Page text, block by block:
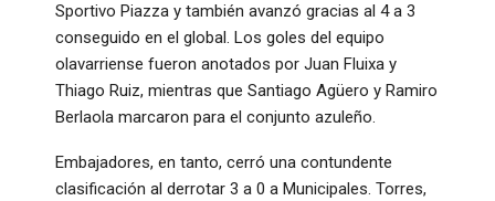
Sportivo Piazza y también avanzó gracias al 4 a 3
conseguido en el global. Los goles del equipo
olavarriense fueron anotados por Juan Fluixa y
Thiago Ruiz, mientras que Santiago Agüero y Ramiro
Berlaola marcaron para el conjunto azuleño.
Embajadores, en tanto, cerró una contundente
clasificación al derrotar 3 a 0 a Municipales. Torres,